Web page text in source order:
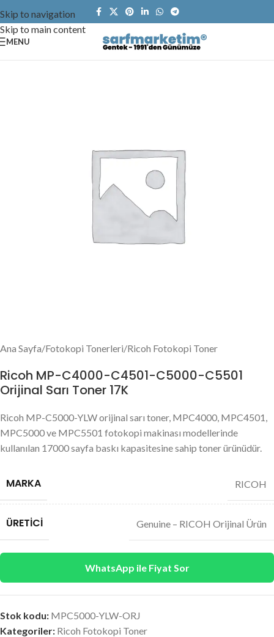
Skip to navigation
Skip to main content
MENU
Ana Sayfa/Fotokopi Tonerleri/Ricoh Fotokopi Toner
Ricoh MP-C4000-C4501-C5000-C5501
Orijinal Sarı Toner 17K
Ricoh MP-C5000-YLW orijinal sarı toner, MPC4000, MPC4501,
MPC5000 ve MPC5501 fotokopi makinası modellerinde
kullanılan 17000 sayfa baskı kapasitesine sahip toner ürünüdür.
MARKA RICOH
ÜRETICI Genuine – RICOH Orijinal Ürün
WhatsApp ile Fiyat Sor
Stok kodu: MPC5000-YLW-ORJ
Kategoriler: Ricoh Fotokopi Toner